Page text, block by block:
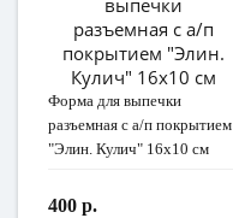
Форма для выпечки
разъемная с а/п покрытием
"Элин. Кулич" 16х10 см
400 р.